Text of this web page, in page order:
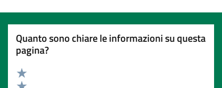
Quanto sono chiare le informazioni su questa
pagina?
Valuta 5 stelle su 5